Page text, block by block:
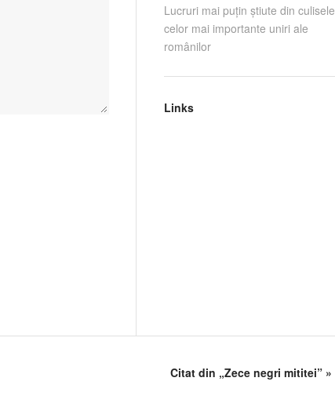
Lucruri mai puţin ştiute din culisele
celor mai importante uniri ale
românilor
Links
Citat din „Zece negri mititei” »